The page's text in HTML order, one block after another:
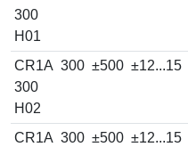
300
H01
CR1A
300
H02
300 ±500 ±12...15
CR1A 300 ±500 ±12...15